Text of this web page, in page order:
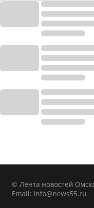
© Лента новостей
Email: info@news55.ru